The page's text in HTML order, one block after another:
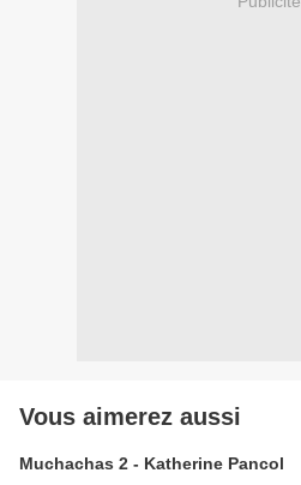
Vous aimerez aussi
Muchachas 2 - Katherine Pancol